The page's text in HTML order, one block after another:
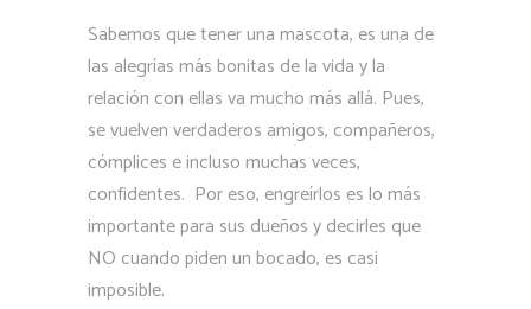
Sabemos que tener una mascota, es una de
las alegrías más bonitas de la vida y la
relación con ellas va mucho más allá. Pues,
se vuelven verdaderos amigos, compañeros,
cómplices e incluso muchas veces,
confidentes. Por eso, engreírlos es lo más
importante para sus dueños y decirles que
NO cuando piden un bocado, es casi
imposible.